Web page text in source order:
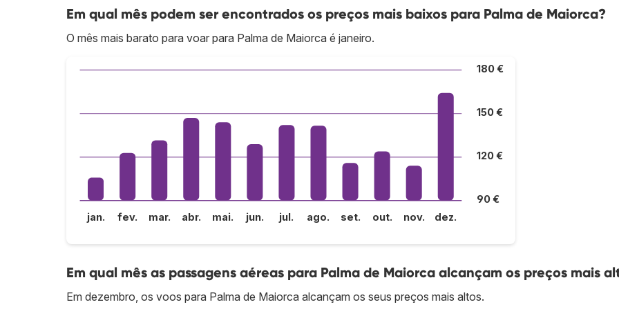
Em qual mês podem ser encontrados os preços mais baixos para Palma de Maiorca?
O mês mais barato para voar para Palma de Maiorca é janeiro.
90 €
120 €
150 €
180 €
jan. fev. mar. abr. mai. jun. jul. ago. set. out. nov. dez.
Em qual mês as passagens aéreas para Palma de Maiorca alcançam os preços mais
Em dezembro, os voos para Palma de Maiorca alcançam os seus preços mais altos.